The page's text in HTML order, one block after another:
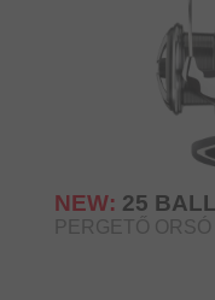
NEW: 25
PERGETŐ ORSÓ